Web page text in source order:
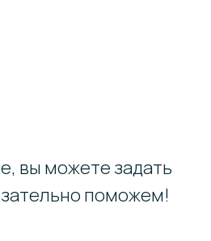
вы можете задать
поможем!